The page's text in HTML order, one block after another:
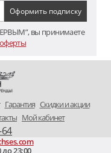
вы принимаете
Гарантия Скидки и акции
Мой кабинет
23:00